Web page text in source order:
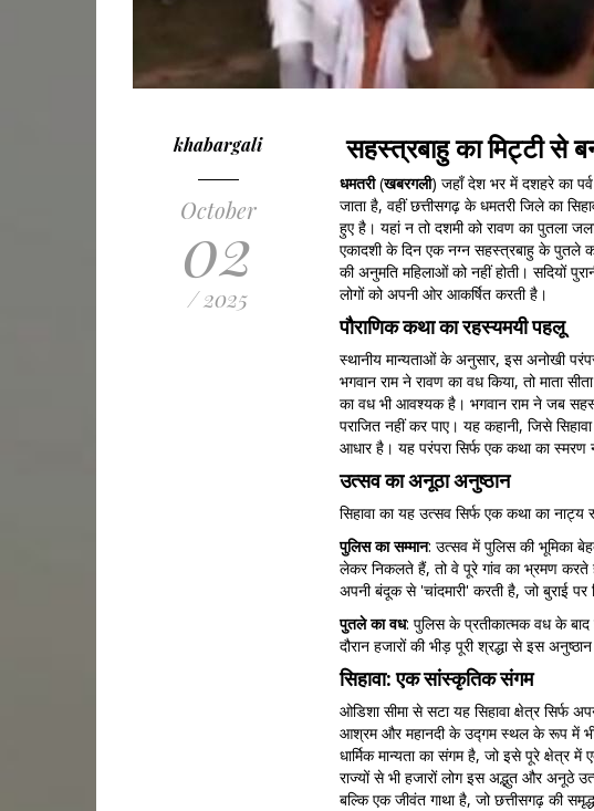
khabargali
October
02
/ 2025
सहस्त्रबाहु का मिट्टी से
धमतरी(खबरगली) जहाँ देश भर में दशहरे का
जाता है, वहीं छत्तीसगढ़ के धमतरी जिले का
हुए है। यहां न तो दशमी को रावण का पुतला
एकादशी के दिन एक नग्न सहस्त्रबाहु के पुतले
की अनुमति महिलाओं को नहीं होती। सदियों
लोगों को अपनी ओर आकर्षित करती है।
पौराणिक कथा का रहस्यमयी पहलू
स्थानीय मान्यताओं के अनुसार, इस अनोखी
भगवान राम ने रावण का वध किया, तो माता
का वध भी आवश्यक है। भगवान राम ने जब
पराजित नहीं कर पाए। यह कहानी, जिसे
आधार है। यह परंपरा सिर्फ एक कथा का स्मरण
उत्सव का अनूठा अनुष्ठान
सिहावा का यह उत्सव सिर्फ एक कथा का
पुलिस का सम्मान: उत्सव में पुलिस की भूमिका
लेकर निकलते हैं, तो वे पूरे गांव का भ्रमण करते
अपनी बंदूक से 'चांदमारी' करती है, जो बुराई
पुतले का वध: पुलिस के प्रतीकात्मक वध के
दौरान हजारों की भीड़ पूरी श्रद्धा से इस
सिहावा: एक सांस्कृतिक संगम
ओडिशा सीमा से सटा यह सिहावा क्षेत्र सिर्फ
आश्रम और महानदी के उद्गम स्थल के रूप में भी
धार्मिक मान्यता का संगम है, जो इसे पूरे
राज्यों से भी हजारों लोग इस अद्भुत और अनूठे
बल्कि एक जीवंत गाथा है, जो छत्तीसगढ़ की